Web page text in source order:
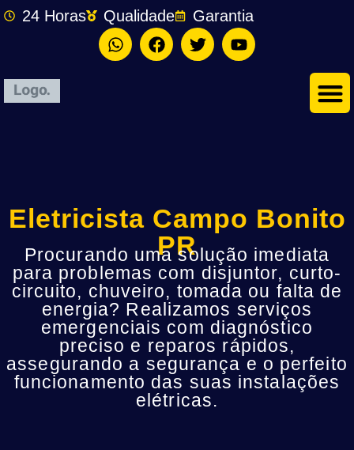
24 Horas Qualidade Garantia
Eletricista Campo Bonito
PR
Procurando uma solução imediata
para problemas com disjuntor, curto-
circuito, chuveiro, tomada ou falta de
energia? Realizamos serviços
emergenciais com diagnóstico
preciso e reparos rápidos,
assegurando a segurança e o perfeito
funcionamento das suas instalações
elétricas.